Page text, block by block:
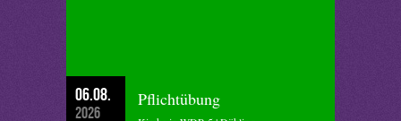
06.08.
2026
Pflichtübung